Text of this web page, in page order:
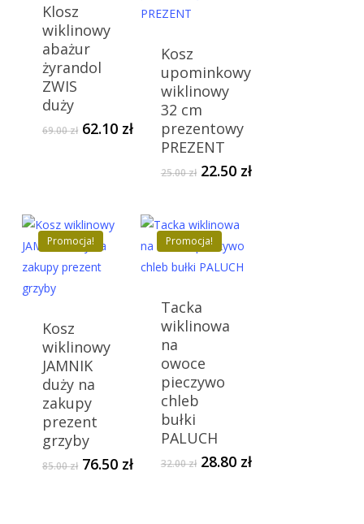
Klosz
wiklinowy
abażur
żyrandol
ZWIS
duży
69.00zł Pierwotna
62.10 złAktualna
cena
62.10 zł.
Kosz
upominkowy
wiklinowy
32 cm
prezentowy
PREZENT
25.00zł Pierwotna
25.00 zł.
22.50 złAktualna
Promocja!
Kosz
wiklinowy
JAMNIK
duży na
zakupy
prezent
grzyby
85.00zł Pierwotna
76.50 złAktualna
Promocja!
Tacka
wiklinowa
na
owoce
pieczywo
chleb
bułki
PALUCH
32.00zł Pierwotna
28.80 złAktualna